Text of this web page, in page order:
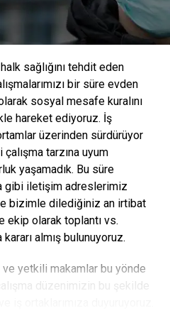
çıkarılmadan önce de
sırasında yıkıcı
performanslı Walterscheid
sağlığını tehdit eden
bir süre evden
sosyal mesafe kuralını
hareket ediyoruz. İş
üzerinden sürdürüyor
tarzına uyum
yaşamadık. Bu süre
gibi iletişim adreslerimiz
bizimle dilediğiniz an irtibat
ekip olarak toplantı vs.
almış bulunuyoruz.
yetkili makamlar bu yönde
düzenimizin bu şekilde